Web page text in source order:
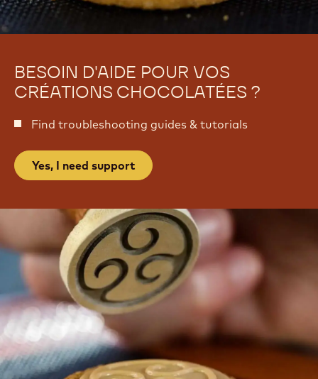
ir
i
e
s
BESOIN D'AIDE POUR VOS
CRÉATIONS CHOCOLATÉES ?
Find troubleshooting guides & tutorials
Yes, I need support